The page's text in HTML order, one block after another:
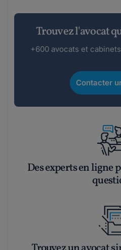
Trouvez l'avocat
+600 avocats et
Contacter
Des experts en ligne